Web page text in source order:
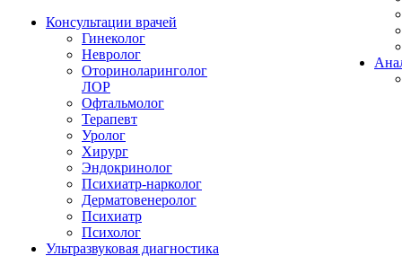
Консультации врачей
Гинеколог
Невролог
Оториноларинголог
ЛОР
Офтальмолог
Терапевт
Уролог
Хирург
Эндокринолог
Психиатр-нарколог
Дерматовенеролог
Психиатр
Психолог
Ультразвуковая диагностика